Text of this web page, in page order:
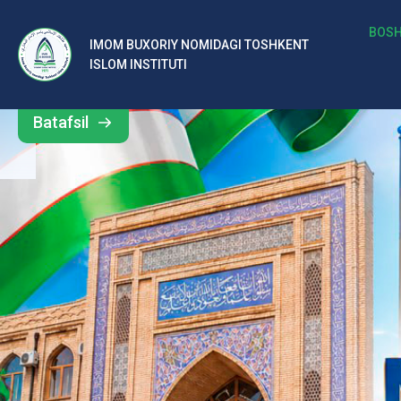
IMOM BUXORIY NOMIDAGI TOSHKENT
ISLOM INSTITUTI
b
al
ar
o‘
rt
a
si
d
Barcha
yangiliklar
Batafsil